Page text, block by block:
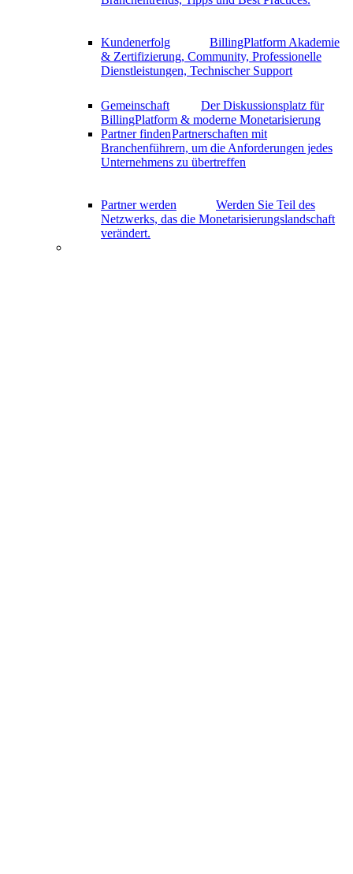
Kundenerfolg
BillingPlatform Akademie
& Zertifizierung, Community, Professionelle
Dienstleistungen, Technischer Support
Gemeinschaft
Der Diskussionsplatz für
BillingPlatform & moderne Monetarisierung
Partner findenPartnerschaften mit
Branchenführern, um die Anforderungen jedes
Unternehmens zu übertreffen
Partner werden
Werden Sie Teil des
Netzwerks, das die Monetarisierungslandschaft
verändert.